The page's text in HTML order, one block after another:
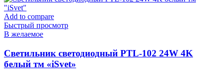
Add to compare
Быстрый просмотр
В желаемое
Cветильник светодиодный PTL-102 24W 4K
белый тм «iSvet»